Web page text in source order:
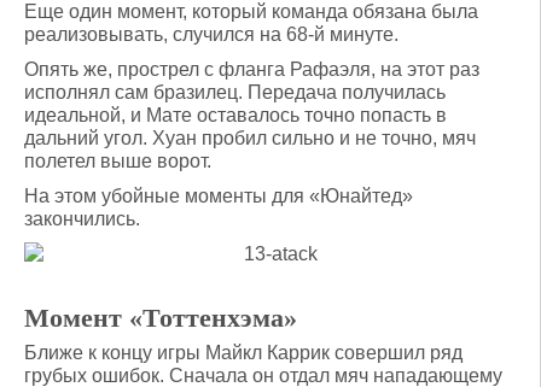
Еще один момент, который команда обязана была
реализовывать, случился на 68-й минуте.
Опять же, прострел с фланга Рафаэля, на этот раз
исполнял сам бразилец. Передача получилась
идеальной, и Мате оставалось точно попасть в
дальний угол. Хуан пробил сильно и не точно, мяч
полетел выше ворот.
На этом убойные моменты для «Юнайтед»
закончились.
Момент «Тоттенхэма»
Ближе к концу игры Майкл Каррик совершил ряд
грубых ошибок. Сначала он отдал мяч нападающему